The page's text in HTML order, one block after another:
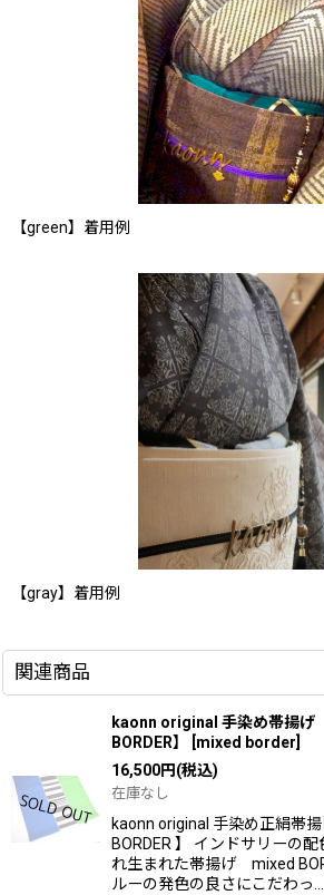
【green】着用例
【gray】着用例
関連商品
kaonn original 手染め帯揚
BORDER】
mixed border
16,500円(税込)
在庫なし
kaonn original 手染め正絹帯
BORDER 】 インドサリーの
れ生まれた帯揚げ mixed
ルーの発色の良さにこだわっ…